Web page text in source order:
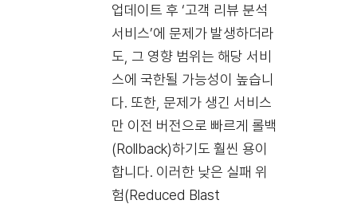
업데이트 후 ‘고객 리뷰 분석
서비스’에 문제가 발생하더라
도, 그 영향 범위는 해당 서비
스에 국한될 가능성이 높습니
다. 또한, 문제가 생긴 서비스
만 이전 버전으로 빠르게 롤백
(Rollback)하기도 훨씬 용이
합니다. 이러한 낮은 실패 위
험(Reduced Blast